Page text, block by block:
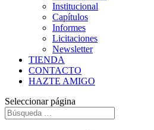
Institucional
Capítulos
Informes
Licitaciones
Newsletter
TIENDA
CONTACTO
HAZTE AMIGO
Seleccionar página